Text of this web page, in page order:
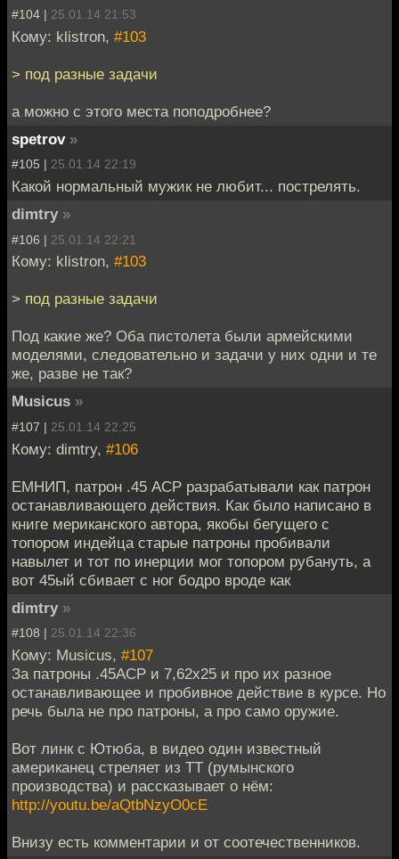
#104 | 25.01.14 21:53
Кому: klistron, #103
> под разные задачи
а можно с этого места поподробнее?
spetrov »
#105 | 25.01.14 22:19
Какой нормальный мужик не любит... пострелять.
dimtry »
#106 | 25.01.14 22:21
Кому: klistron, #103
> под разные задачи
Под какие же? Оба пистолета были армейскими
моделями, следовательно и задачи у них одни и те
же, разве не так?
Musicus »
#107 | 25.01.14 22:25
Кому: dimtry, #106
ЕМНИП, патрон .45 ACP разрабатывали как патрон
останавливающего действия. Как было написано в
книге мериканского автора, якобы бегущего с
топором индейца старые патроны пробивали
навылет и тот по инерции мог топором рубануть, а
вот 45ый сбивает с ног бодро вроде как
dimtry »
#108 | 25.01.14 22:36
Кому: Musicus, #107
За патроны .45ACP и 7,62х25 и про их разное
останавливающее и пробивное действие в курсе. Но
речь была не про патроны, а про само оружие.
Вот линк с Ютюба, в видео один известный
американец стреляет из ТТ (румынского
производства) и рассказывает о нём:
http://youtu.be/aQtbNzyO0cE
Внизу есть комментарии и от соотечественников.